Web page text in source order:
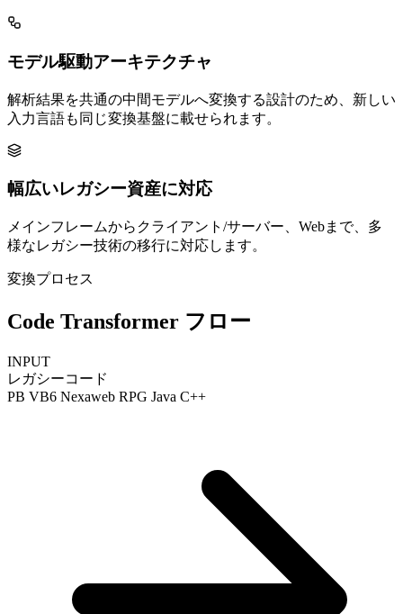
モデル駆動アーキテクチャ
解析結果を共通の中間モデルへ変換する設計のため、新しい
入力言語も同じ変換基盤に載せられます。
幅広いレガシー資産に対応
メインフレームからクライアント/サーバー、Webまで、多
様なレガシー技術の移行に対応します。
変換プロセス
Code Transformer フロー
INPUT
レガシーコード
PB VB6 Nexaweb RPG Java C++